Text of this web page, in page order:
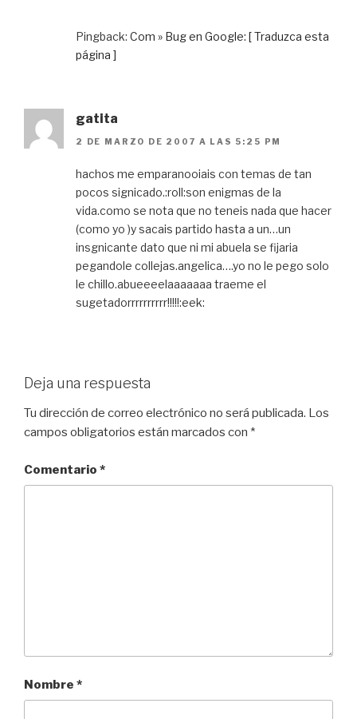
Pingback: Com » Bug en Google: [ Traduzca esta
página ]
gatita
2 DE MARZO DE 2007 A LAS 5:25 PM
hachos me emparanooiais con temas de tan
pocos signicado.:roll:son enigmas de la
vida.como se nota que no teneis nada que hacer
(como yo )y sacais partido hasta a un…un
insgnicante dato que ni mi abuela se fijaria
pegandole collejas.angelica….yo no le pego solo
le chillo.abueeeelaaaaaaa traeme el
sugetadorrrrrrrrrr!!!!!:eek:
Deja una respuesta
Tu dirección de correo electrónico no será publicada. Los
campos obligatorios están marcados con *
Comentario *
Nombre *